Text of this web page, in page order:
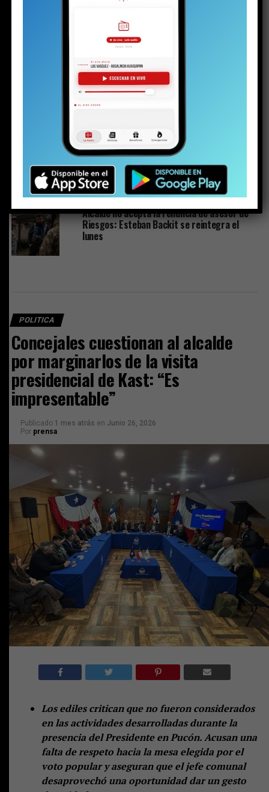
Los detalles inéditos del sumario por Caso
Sobresueldos: ex-Administrador y asesor
remuneraciones fueron pactadas con el jefe
comunal
del Plan de Descontaminación del Lago
Araucanía y el país”
Los desafíos del Plan de Descontaminación
del lago Villarrica
Alcalde no acepta la renuncia de asesor de
Riesgos: Esteban Backit se reintegra el
lunes
POLITICA
Concejales cuestionan al alcalde
por marginarlos de la visita
presidencial de Kast: “Es
impresentable”
Publicado 1 mes atrás en Junio 26, 2026
Por prensa
Los ediles critican que no fueron considerados
en las actividades desarrolladas durante la
presencia del Presidente en Pucón. Acusan una
falta de respeto hacia la mesa elegida por el
voto popular y aseguran que el jefe comunal
desaprovechó una oportunidad dar un gesto